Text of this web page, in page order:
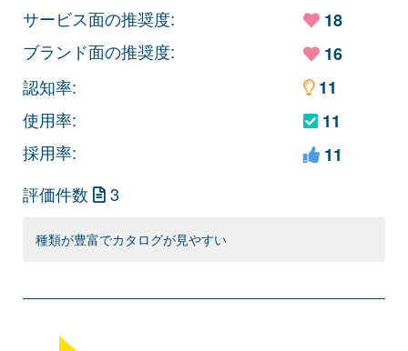
サービス面の推奨度:
ブランド面の推奨度:
18
16
認知率:
使用率:
採用率:
11
11
11
評価件数
3
種類が豊富でカタログが見やすい